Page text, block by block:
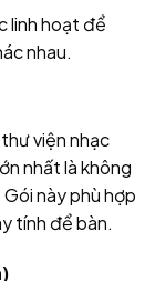
linh hoạt để
nhau.
viện nhạc
nhất là không
này phù hợp
tính để bàn.